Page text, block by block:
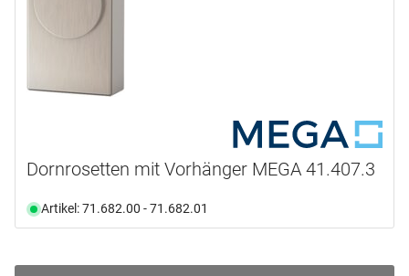
Dornrosetten mit Vorhänger MEGA 41.407.3
Artikel: 71.682.00 - 71.682.01